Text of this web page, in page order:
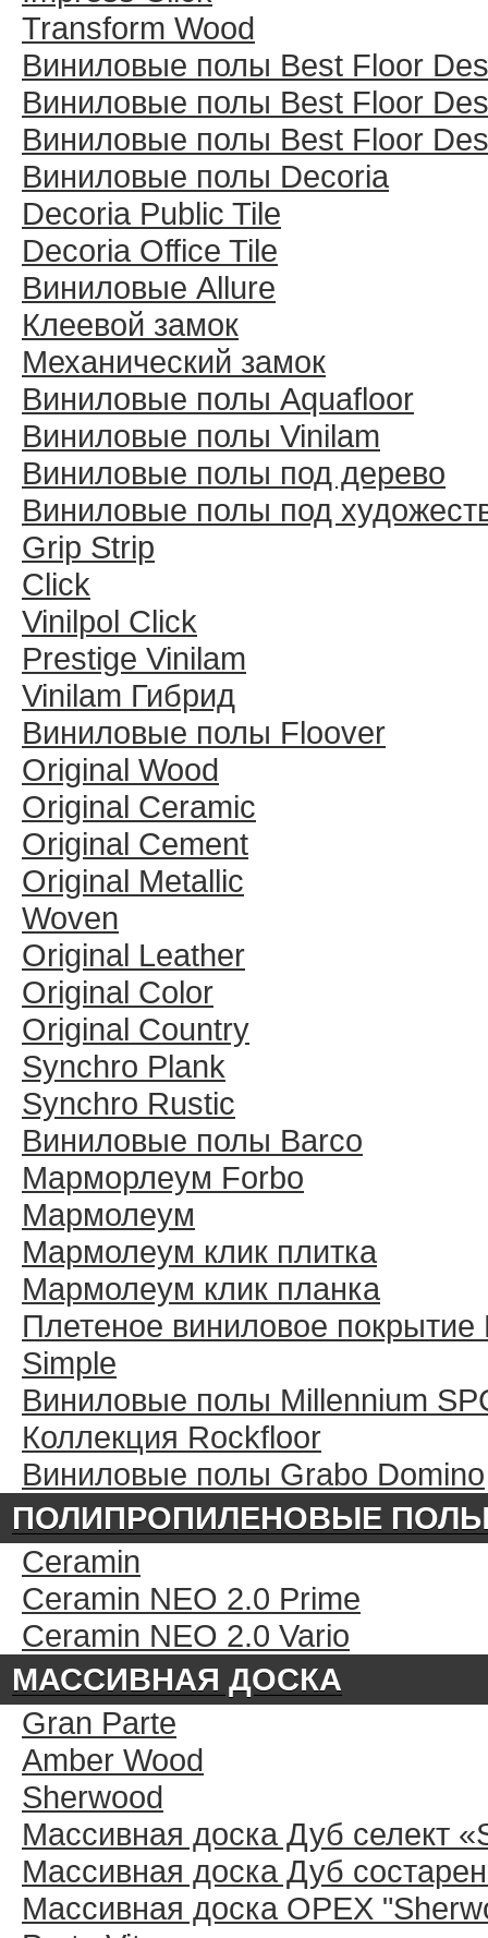
Transform Wood
Виниловые полы Best Floor
Виниловые полы Best Floor
Виниловые полы Best Floor
Виниловые полы Decoria
Decoria Public Tile
Decoria Office Tile
Виниловые Allure
Клеевой замок
Механический замок
Виниловые полы Aquafloor
Виниловые полы Vinilam
Виниловые полы под дерево
Виниловые полы под
Grip Strip
Click
Vinilpol Click
Prestige Vinilam
Vinilam Гибрид
Виниловые полы Floover
Original Wood
Original Ceramic
Original Cement
Original Metallic
Woven
Original Leather
Original Color
Original Country
Synchro Plank
Synchro Rustic
Виниловые полы Barco
Марморлеум Forbo
Мармолеум
Мармолеум клик плитка
Мармолеум клик планка
Плетеное виниловое покрытие
Simple
Виниловые полы Millennium
Коллекция Rockfloor
Виниловые полы Grabo Domino
ПОЛИПРОПИЛЕНОВЫЕ
Ceramin
Ceramin NEO 2.0 Prime
Ceramin NEO 2.0 Vario
МАССИВНАЯ ДОСКА
Gran Parte
Amber Wood
Sherwood
Массивная доска Дуб селект
Массивная доска Дуб
Массивная доска ОРЕХ